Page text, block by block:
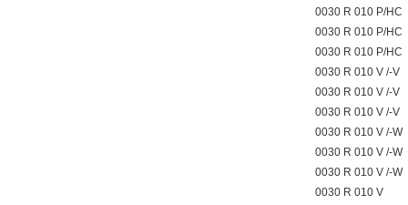
0030 R 010 P/HC
0030 R 010 P/HC
0030 R 010 P/HC
0030 R 010 V /-V
0030 R 010 V /-V
0030 R 010 V /-V
0030 R 010 V /-W
0030 R 010 V /-W
0030 R 010 V /-W
0030 R 010 V